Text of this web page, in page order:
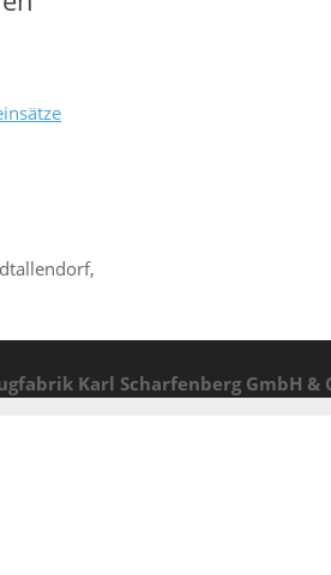
Karl Scharfenberg GmbH &